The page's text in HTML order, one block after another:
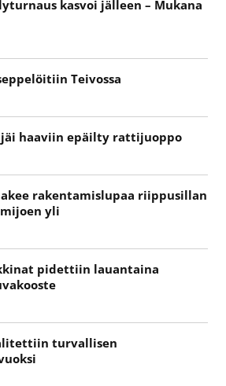
kasvoi jälleen – Mukana
Teivossa
jäi haaviin epäilty rattijuoppo
rakentamislupaa riippusillan
yli
pidettiin lauantaina
turvallisen